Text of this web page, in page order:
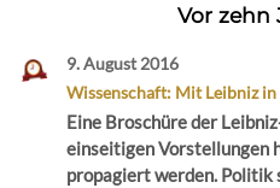
Vor zehn
9. August 2016
Wissenschaft: Mit Leibniz
Eine Broschüre der
einseitigen Vorstellungen
propagiert werden. Politik